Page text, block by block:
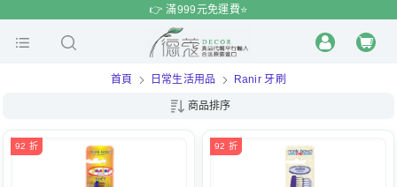
時 特賣
👉 滿999元免運費⭐️
首頁 日常生活用品 Ranir 牙刷
商品排序
92 折 92 折